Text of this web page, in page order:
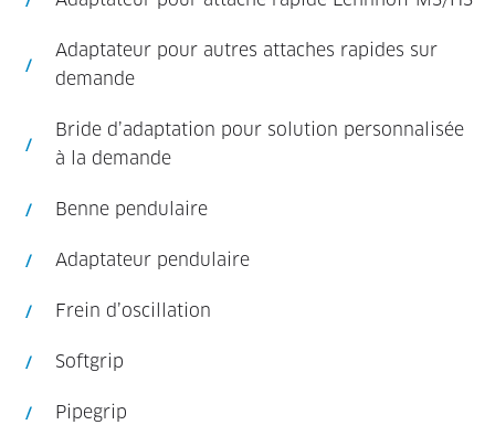
Adaptateur pour autres attaches rapides sur
demande
Bride d’adaptation pour solution personnalisée
à la demande
Benne pendulaire
Adaptateur pendulaire
Frein d’oscillation
Softgrip
Pipegrip